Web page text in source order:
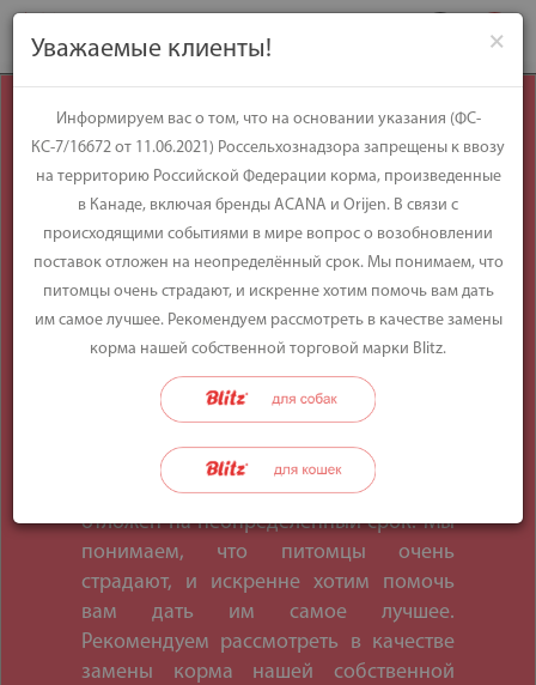
Уважаемые
клиенты!
Информируем вас о том, что на
основании указания (ФС-КС-7/16672 от
11.06.2021) Россельхознадзора
запрещены к ввозу на территорию
Российской Федерации корма,
произведенные в Канаде, включая
происходящими событиями в мире
вопрос о возобновлении поставок
отложен на неопределённый срок. Мы
понимаем, что питомцы очень
страдают, и искренне хотим помочь
вам дать им самое лучшее.
Рекомендуем рассмотреть в качестве
замены корма нашей собственной
×
Уважаемые клиенты!
Информируем вас о том, что на основании указания (ФС-
КС-7/16672 от 11.06.2021) Россельхознадзора запрещены к ввозу
на территорию Российской Федерации корма, произведенные
в Канаде, включая бренды ACANA и Orijen. В связи с
происходящими событиями в мире вопрос о возобновлении
поставок отложен на неопределённый срок. Мы понимаем, что
питомцы очень страдают, и искренне хотим помочь вам дать
им самое лучшее. Рекомендуем рассмотреть в качестве замены
корма нашей собственной торговой марки Blitz.